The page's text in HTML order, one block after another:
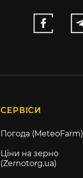
СЕРВІСИ
Погода (MeteoFarm)
Ціни на зерно
(Zernotorg.ua)